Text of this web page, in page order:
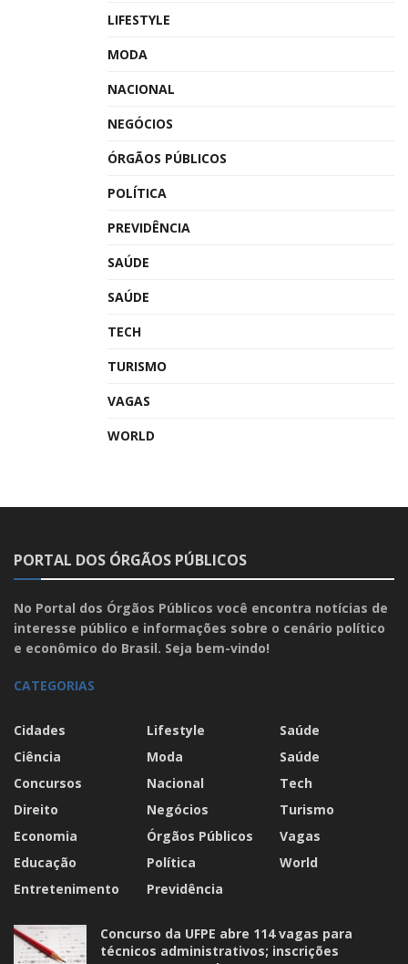
LIFESTYLE
MODA
NACIONAL
NEGÓCIOS
ÓRGÃOS PÚBLICOS
POLÍTICA
PREVIDÊNCIA
SAÚDE
SAÚDE
TECH
TURISMO
VAGAS
WORLD
PORTAL DOS ÓRGÃOS PÚBLICOS
No Portal dos Órgãos Públicos você encontra notícias de
interesse público e informações sobre o cenário político
e econômico do Brasil. Seja bem-vindo!
CATEGORIAS
Cidades
Ciência
Concursos
Direito
Economia
Educação
Entretenimento
Lifestyle
Moda
Nacional
Negócios
Órgãos Públicos
Política
Previdência
Saúde
Saúde
Tech
Turismo
Vagas
World
Concurso da UFPE abre 114 vagas para
técnicos administrativos; inscrições